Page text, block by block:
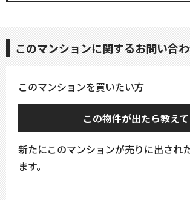
このマンションに関するお問い合
このマンションを買いたい方
この物件が出たら教えて
新たにこのマンションが売りに出され
ます。